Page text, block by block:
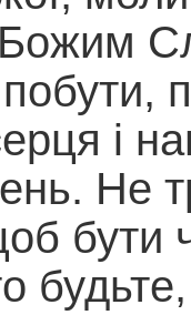
і
Не
бути